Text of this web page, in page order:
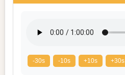
-30s -10s +10s +30s